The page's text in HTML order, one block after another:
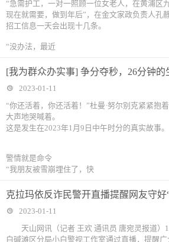
“急需护工，一对一照顾一位女老人，在黄浦区
现在就需要，做到年后”，在金文家政负责人孔
招工信息一天会出现十几条。
“没办法，最近
[我为群众办实事] 争分夺秒，26分钟的
2023-01-11
“你还活着，你还活着！”杜曼·努尔别克紧紧抱
大声地哭喊着。
这是发生在2023年1月9日中午时分的真实故事。
警情就是命令
“我朋友被雪崩埋住了，快
克拉玛依反诈民警开直播提醒网友守好
2023-01-11
天山网讯（记者 王欢 通讯员 唐宛灵报道）1
白碱滩区分局小白警视工作室通过直播，提醒